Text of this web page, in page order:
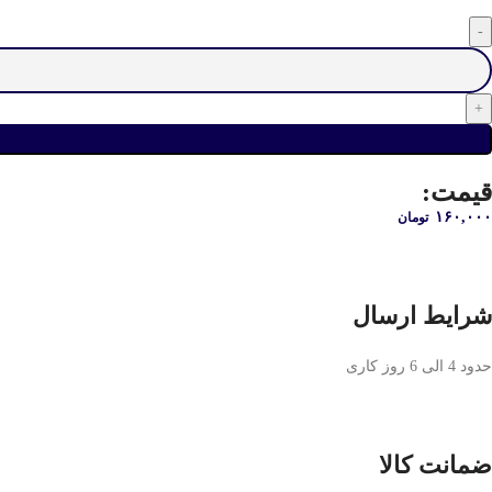
قیمت:
۱۶۰,۰۰۰ تومان
شرایط ارسال
حدود 4 الی 6 روز کاری
ضمانت کالا